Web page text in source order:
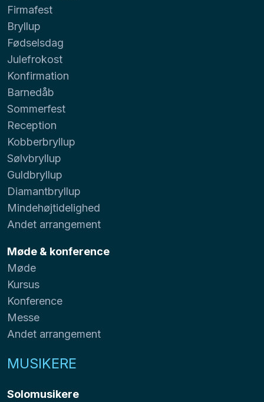
Firmafest
Bryllup
Fødselsdag
Julefrokost
Konfirmation
Barnedåb
Sommerfest
Reception
Kobberbryllup
Sølvbryllup
Guldbryllup
Diamantbryllup
Mindehøjtidelighed
Andet arrangement
Møde & konference
Møde
Kursus
Konference
Messe
Andet arrangement
MUSIKERE
Solomusikere